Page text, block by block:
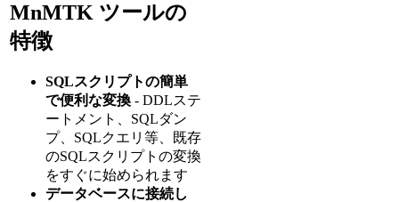
MnMTK ツールの
特徴
SQLスクリプトの簡単
で便利な変換 - DDLステ
ートメント、SQLダン
プ、SQLクエリ等、既存
のSQLスクリプトの変換
をすぐに始められます
データベースに接続し